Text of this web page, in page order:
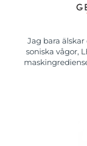
Jag bara
soniska vågor,